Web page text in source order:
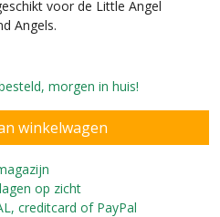
voor de Little Angel
Angels.
morgen in huis!
op zicht
creditcard of PayPal